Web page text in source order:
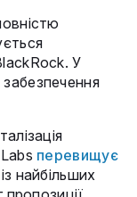
У
перевищує
найбільших